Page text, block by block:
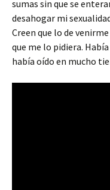
sumas sin que se
desahogar mi
Creen que lo de
que me lo pidiera.
había oído en mucho